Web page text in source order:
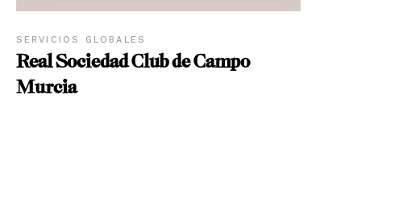
SERVICIOS GLOBALES
Real Sociedad Club de Campo
Murcia